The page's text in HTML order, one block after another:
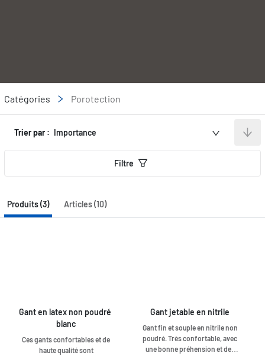
Catégories Porotection
Trier par : Importance
Filtre
Produits (3) Articles (10)
Gant en latex non poudré
blanc
Ces gants confortables et de
haute qualité sont
Gant jetable en nitrile
Gant fin et souple en nitrile non
poudré. Très confortable, avec
une bonne préhension et des